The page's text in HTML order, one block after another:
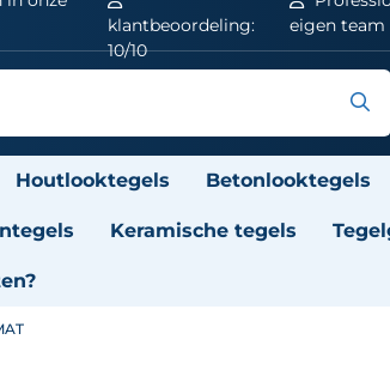
klantbeoordeling:
10/10
eigen team
Houtlooktegels Betonlooktegels
Keramische tegels